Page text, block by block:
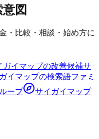
図
・比較・相談・始め方に
ガイマップの改善候補サ
イマップの検索語ファミ
ープ
サイガイマップ